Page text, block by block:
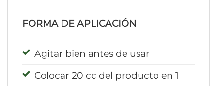
FORMA DE APLICACIÓN
Agitar bien antes de usar
Colocar 20 cc del producto en 1